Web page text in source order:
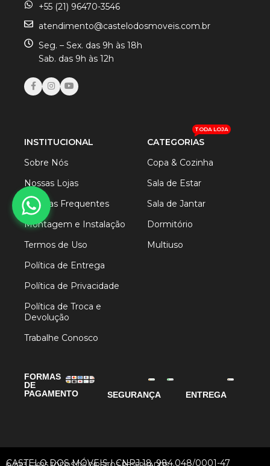
+55 (21) 96470-3546
atendimento@castelodosmoveis.com.br
Seg. – Sex. das 9h às 18h
Sab. das 9h às 12h
INSTITUCIONAL
Sobre Nós
Nossas Lojas
Dúvidas Frequentes
Montagem e Instalação
Termos de Uso
Política de Entrega
Política de Privacidade
Política de Troca e
Devolução
Trabalhe Conosco
CATEGORIAS
TODA LOJA
Copa & Cozinha
Sala de Estar
Sala de Jantar
Dormitório
Multiuso
FORMAS
DE
PAGAMENTO
SEGURANÇA ENTREGA
CASTELO DOS MÓVEIS | CNPJ 18. 984.048/0001-47